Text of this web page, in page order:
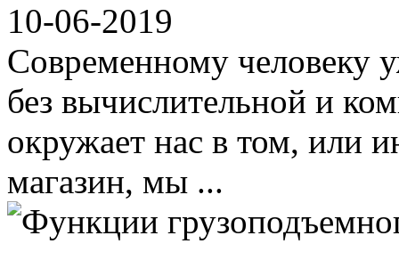
10-06-2019
Современному человеку
без вычислительной и
окружает нас в том, или
магазин, мы ...